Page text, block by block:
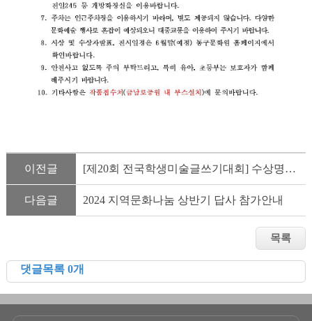
이전글 [제20회 전국학생미술글쓰기대회] 수상명단 및 시상안내
다음글 2024 지역문화나눔 상반기 답사 참가안내
댓글목록 0개